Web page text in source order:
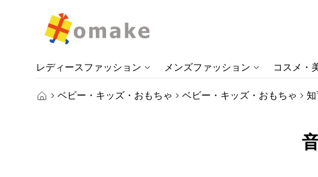
レディースファッション メンズファッション コスメ・
ベビー・キッズ・おもちゃ ベビー・キッズ・おもちゃ